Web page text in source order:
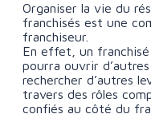
Organiser la vie du
franchisés est une
franchiseur.
En effet, un
pourra ouvrir
rechercher d’autres
travers des rôles
confiés au côté du